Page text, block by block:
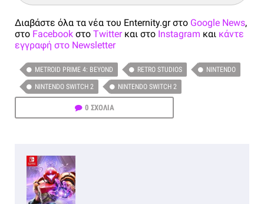
Διαβάστε όλα τα νέα του Enternity.gr στο Google News,
στο Facebook στο Twitterκαι στο Instagram και κάντε
εγγραφή στο Newsletter
METROID PRIME 4: BEYOND RETRO STUDIOS NINTENDO
NINTENDO SWITCH 2 NINTENDO SWITCH 2
0 ΣΧΟΛΙΑ